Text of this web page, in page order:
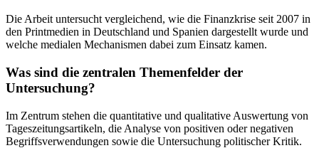
Die Arbeit untersucht vergleichend, wie die Finanzkrise seit 2007 in
den Printmedien in Deutschland und Spanien dargestellt wurde und
welche medialen Mechanismen dabei zum Einsatz kamen.
Was sind die zentralen Themenfelder der
Untersuchung?
Im Zentrum stehen die quantitative und qualitative Auswertung von
Tageszeitungsartikeln, die Analyse von positiven oder negativen
Begriffsverwendungen sowie die Untersuchung politischer Kritik.